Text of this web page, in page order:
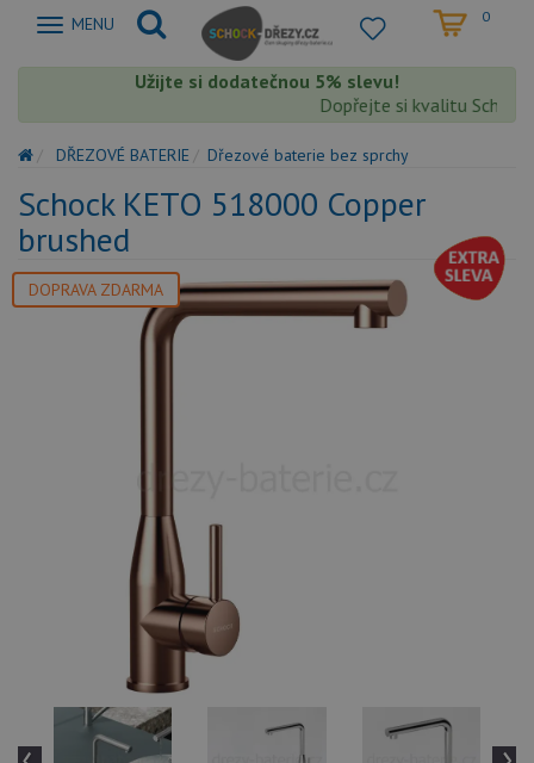
Zobrazit
MENU 0
Užijte si dodatečnou 5% slevu!
Dopřejte si kvalitu
DŘEZOVÉ BATERIE Dřezové baterie bez sprchy
Schock KETO 518000 Copper
brushed
DOPRAVA ZDARMA